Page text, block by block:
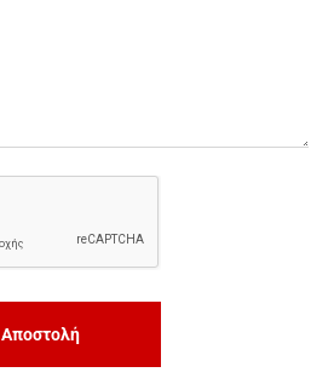
Αποστολή